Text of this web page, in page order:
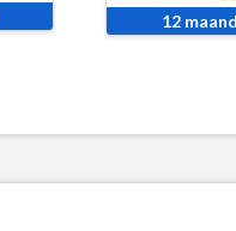
12